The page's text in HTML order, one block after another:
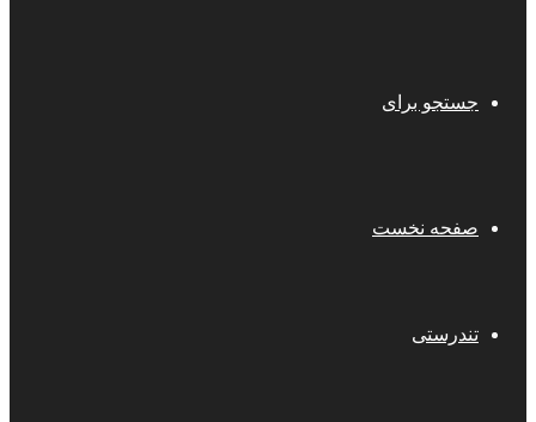
جستجو برای
صفحه نخست
تندرستی